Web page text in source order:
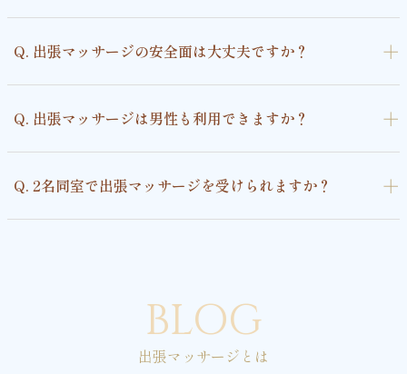
Q. 出張マッサージの安全面は大丈夫ですか？ ＋
Q. 出張マッサージは男性も利用できますか？ ＋
Q. 2名同室で出張マッサージを受けられますか？ ＋
BLOG
出張マッサージとは